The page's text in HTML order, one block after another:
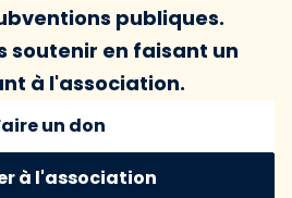
publiques.
soutenir en faisant un
à l'association.
un don
à l'association